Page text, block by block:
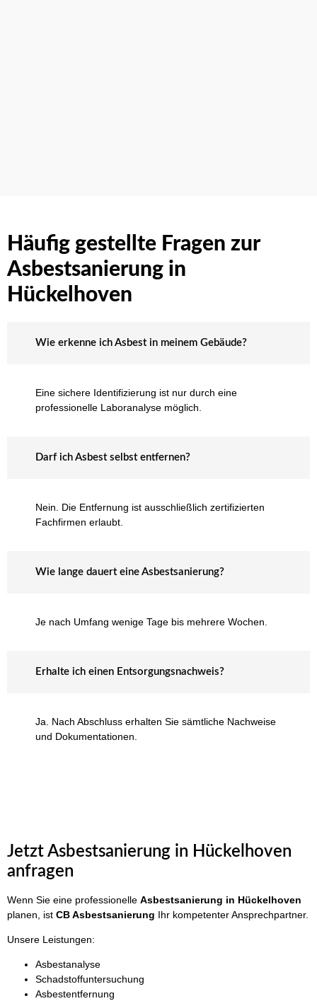
Häufig gestellte Fragen zur
Asbestsanierung in
Hückelhoven
Wie erkenne ich Asbest in meinem Gebäude?
Eine sichere Identifizierung ist nur durch eine
professionelle Laboranalyse möglich.
Darf ich Asbest selbst entfernen?
Nein. Die Entfernung ist ausschließlich zertifizierten
Fachfirmen erlaubt.
Wie lange dauert eine Asbestsanierung?
Je nach Umfang wenige Tage bis mehrere Wochen.
Erhalte ich einen Entsorgungsnachweis?
Ja. Nach Abschluss erhalten Sie sämtliche Nachweise
und Dokumentationen.
Jetzt Asbestsanierung in Hückelhoven
anfragen
Wenn Sie eine professionelle Asbestsanierung in Hückelhoven
planen, ist CB Asbestsanierung Ihr kompetenter Ansprechpartner.
Unsere Leistungen:
Asbestanalyse
Schadstoffuntersuchung
Asbestentfernung